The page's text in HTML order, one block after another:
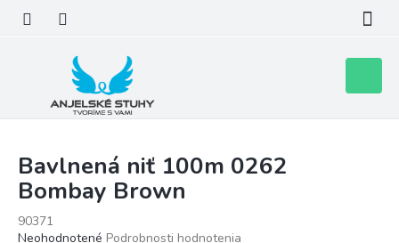
obsah
košík
Bavlnená niť 100m 0262
Bombay Brown
90371
Priemerné
Neohodnotené Podrobnosti hodnotenia